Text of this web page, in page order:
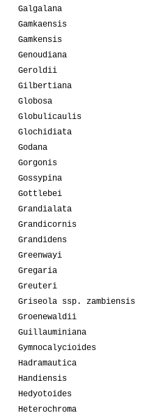
Galgalana
Gamkaensis
Gamkensis
Genoudiana
Geroldii
Gilbertiana
Globosa
Globulicaulis
Glochidiata
Godana
Gorgonis
Gossypina
Gottlebei
Grandialata
Grandicornis
Grandidens
Greenwayi
Gregaria
Greuteri
Griseola ssp. zambiensis
Groenewaldii
Guillauminiana
Gymnocalycioides
Hadramautica
Handiensis
Hedyotoides
Heterochroma